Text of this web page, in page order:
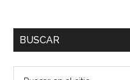
Primary
BUSCAR